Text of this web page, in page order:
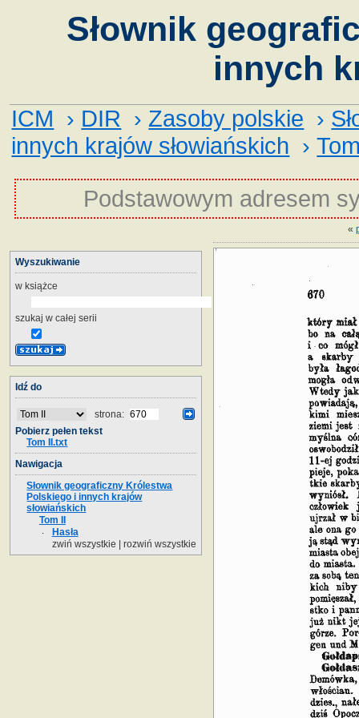
Słownik
innych
ICM › DIR › Zasoby polskie ›
innych krajów słowiańskich ›
Podstawowym adresem
«
Wyszukiwanie
w książce
szukaj w całej serii
Idź do
strona:
Pobierz pełen tekst
Tom II.txt
Nawigacja
Słownik geograficzny Królestwa
Polskiego i innych krajów
słowiańskich
Tom II
Hasła
zwiń wszystkie
rozwiń wszystkie